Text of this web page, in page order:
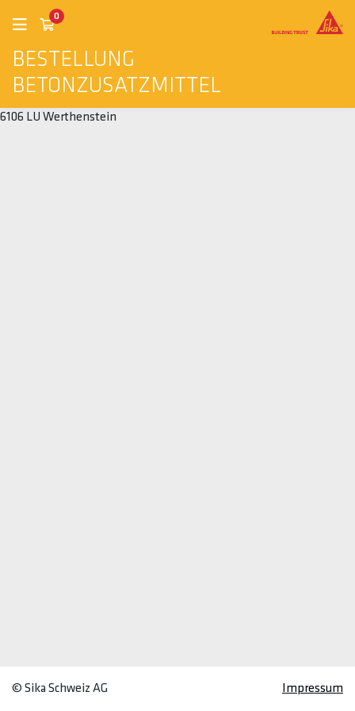
BESTELLUNG
BETONZUSATZMITTEL
0
6106 LU Werthenstein
© Sika Schweiz AG Impressum